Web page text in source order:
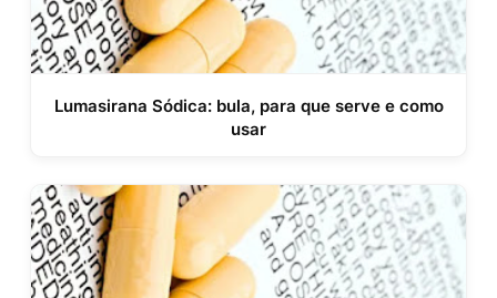
Lumasirana Sódica: bula, para que serve e como
usar